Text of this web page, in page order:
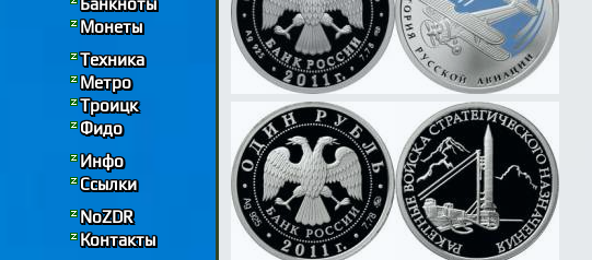
Монеты
Техника
Метро
Троицк
Фидо
Инфо
Ссылки
NoZDR
Контакты